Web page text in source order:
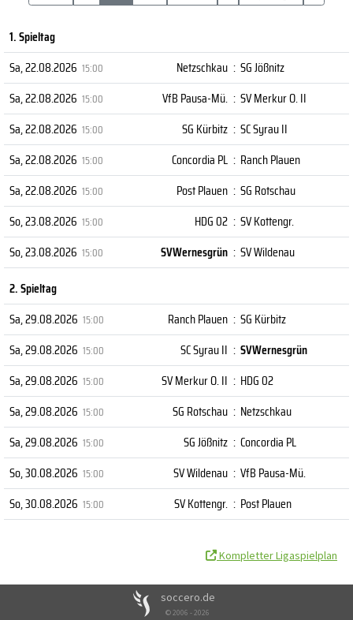
1. Spieltag
Sa, 22.08.2026 15:00 Netzschkau : SG Jößnitz
Sa, 22.08.2026 15:00 VfB Pausa-Mü. : SV Merkur O. II
Sa, 22.08.2026 15:00 SG Kürbitz : SC Syrau II
Sa, 22.08.2026 15:00 Concordia PL : Ranch Plauen
Sa, 22.08.2026 15:00 Post Plauen : SG Rotschau
So, 23.08.2026 15:00 HDG 02 : SV Kottengr.
So, 23.08.2026 15:00 SVWernesgrün : SV Wildenau
2. Spieltag
Sa, 29.08.2026 15:00 Ranch Plauen : SG Kürbitz
Sa, 29.08.2026 15:00 SC Syrau II : SVWernesgrün
Sa, 29.08.2026 15:00 SV Merkur O. II : HDG 02
Sa, 29.08.2026 15:00 SG Rotschau : Netzschkau
Sa, 29.08.2026 15:00 SG Jößnitz : Concordia PL
So, 30.08.2026 15:00 SV Wildenau : VfB Pausa-Mü.
So, 30.08.2026 15:00 SV Kottengr. : Post Plauen
Kompletter Ligaspielplan
soccero.de
© 2006 - 2026